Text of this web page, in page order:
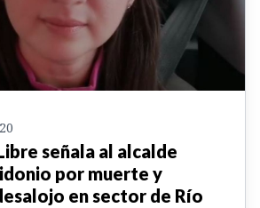
señala al alcalde
por muerte y
en sector de Río